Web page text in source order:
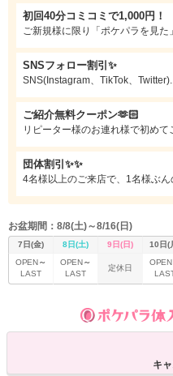
ノリが良くてとってもお話上手な女
酒を楽しみたい男性にオススメ。カ
ブルな価格でお楽しみいただけます。
飲んでヨシ、ワイワイはしゃぐもヨ
ちしています♪
初回40分コミコミで1,000円！
ご新規様に限り「ポケパラを見た
SNSフォロー割引✨
SNS(Instagram、TikTok、Twitter)...
ご紹介無料クーポン🫶🏻
リピーター様のお連れ様で初めて
団体割引✨️✨
4名様以上のご来店で、1名様ぶん
お盆期間：8/8(土)～8/16(日)
7日(金) 8日(土) 9日(日) 10日(
OPEN～
LAST
OPEN～
LAST
定休日
OPEN
キ